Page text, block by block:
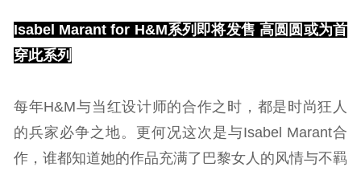
Isabel Marant for H&M系列即将发售 高圆圆或为首
穿此系列
每年H&M与当红设计师的合作之时，都是时尚狂人
的兵家必争之地。更何况这次是与Isabel Marant合
作，谁都知道她的作品充满了巴黎女人的风情与不羁